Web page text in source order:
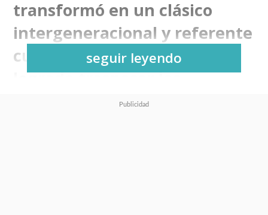
transformó en un clásico
intergeneracional y referente
cultural chileno que ha
logrado traspasar las
hasta México e
seguir leyendo